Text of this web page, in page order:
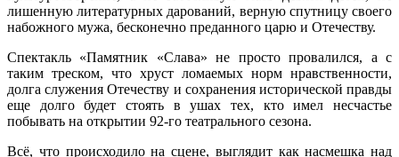
лишенную литературных дарований, верную спутницу своего
набожного мужа, бесконечно преданного царю и Отечеству.
Спектакль «Памятник «Слава» не просто провалился, а с
таким треском, что хруст ломаемых норм нравственности,
долга служения Отечеству и сохранения исторической правды
еще долго будет стоять в ушах тех, кто имел несчастье
побывать на открытии 92-го театрального сезона.
Всё, что происходило на сцене, выглядит как насмешка над